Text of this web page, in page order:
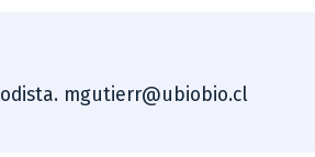
mgutierr@ubiobio.cl